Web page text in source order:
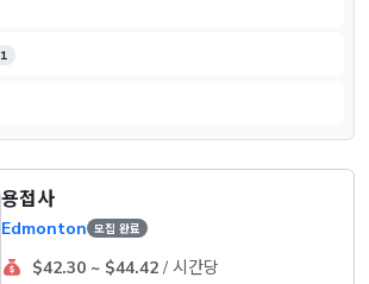
1
용접사
Edmonton 모집 완료
$42.30 ~ $44.42/ 시간당